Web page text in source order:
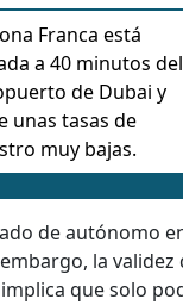
Franca está
a 40 minutos del
de Dubai y
unas tasas de
muy bajas.
de autónomo
la
que solo